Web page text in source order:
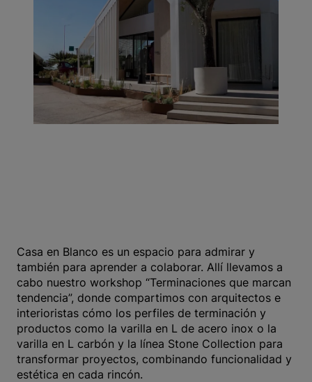
Casa en Blanco es un espacio para admirar y
también para aprender a colaborar. Allí llevamos a
cabo nuestro workshop “Terminaciones que marcan
tendencia”, donde compartimos con arquitectos e
interioristas cómo los perfiles de terminación y
productos como la varilla en L de acero inox o la
varilla en L carbón y la línea Stone Collection para
transformar proyectos, combinando funcionalidad y
estética en cada rincón.